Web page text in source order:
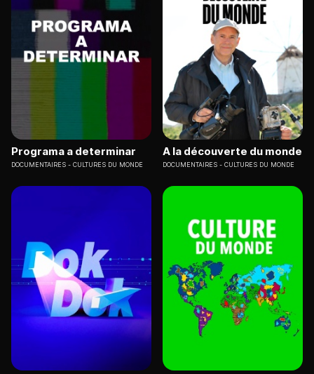
Programa a determinar
DOCUMENTAIRES CULTURES DU MONDE
A la découverte du monde
DOCUMENTAIRES CULTURES DU MONDE